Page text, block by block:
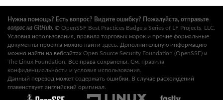
Нужна помощь? Есть вопрос? Видите ошибку? Пожалуйста, отправьте
вопрос на GitHub. © OpenSSF Best Practices Badge a Series of LF Projects, LLC
Условия использования, правила торговых марок и прочие формальные
документы проекта можно найти здесь . Дополнительную информацию
можно найти на вебсайтах Open Source Security Foundation (OpenSSF) и
The Linux Foundation . Все права сохранены. См. правила
конфиденциальности и условия использования
Данный перевод может содержать ошибки. В случае расхождений
главенствует английский оригинал.